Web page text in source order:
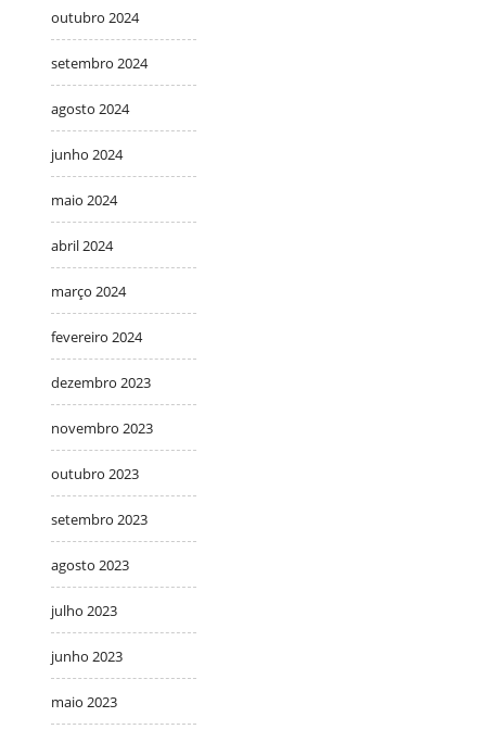
outubro 2024
setembro 2024
agosto 2024
junho 2024
maio 2024
abril 2024
março 2024
fevereiro 2024
dezembro 2023
novembro 2023
outubro 2023
setembro 2023
agosto 2023
julho 2023
junho 2023
maio 2023